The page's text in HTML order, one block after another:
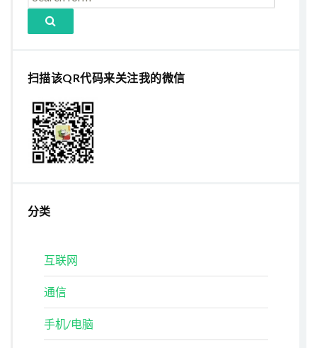
扫描该QR代码来关注我的微信
分类
互联网
通信
手机/电脑